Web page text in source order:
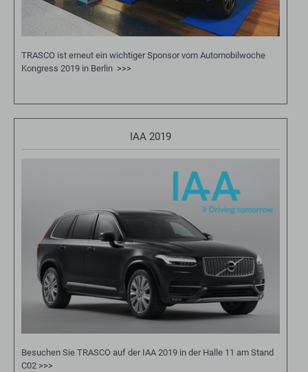
TRASCO ist erneut ein wichtiger Sponsor vom Automobilwoche
Kongress 2019 in Berlin >>>
IAA 2019
Besuchen Sie TRASCO auf der IAA 2019 in der Halle 11 am Stand
C02 >>>